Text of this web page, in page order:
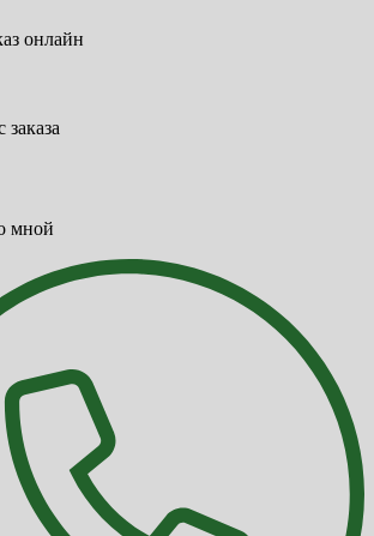
онлайн
заказа
мной